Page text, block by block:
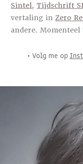
Sintel,Tijdschrift
vertaling inZero
andere.
• Volg me op